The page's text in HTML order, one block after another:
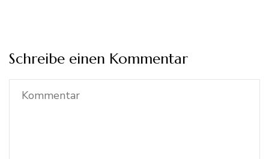
Schreibe einen Kommentar